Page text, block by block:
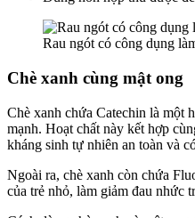
Rau ngót có công dụng
Chè xanh cùng mật ong
Chè xanh chứa Catechin là một
mạnh. Hoạt chất này kết hợp
kháng sinh tự nhiên an toàn và
Ngoài ra, chè xanh còn chứa
của trẻ nhỏ, làm giảm đau nhức